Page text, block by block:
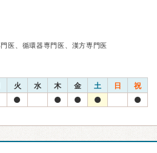
医、循環器専門医、漢方専門医
火 水 木 金 土 日 祝